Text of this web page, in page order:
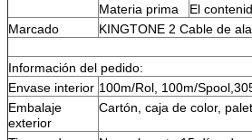
Materia prima
El
Marcado
KINGTONE 2 Cable de
Información del pedido:
Envase interior 100m/Rol, 100m/
Embalaje
exterior
Cartón, caja de color,